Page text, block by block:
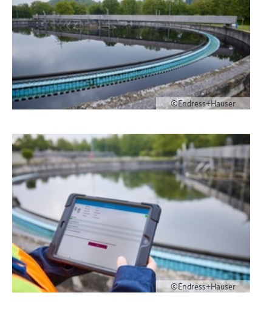
©Endress+Hauser
©Endress+Hauser